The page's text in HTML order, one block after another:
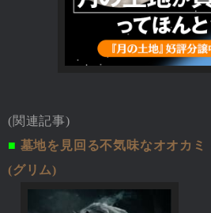
(関連記事)
■ 墓地を見回る不気味なオオカミ
(グリム)